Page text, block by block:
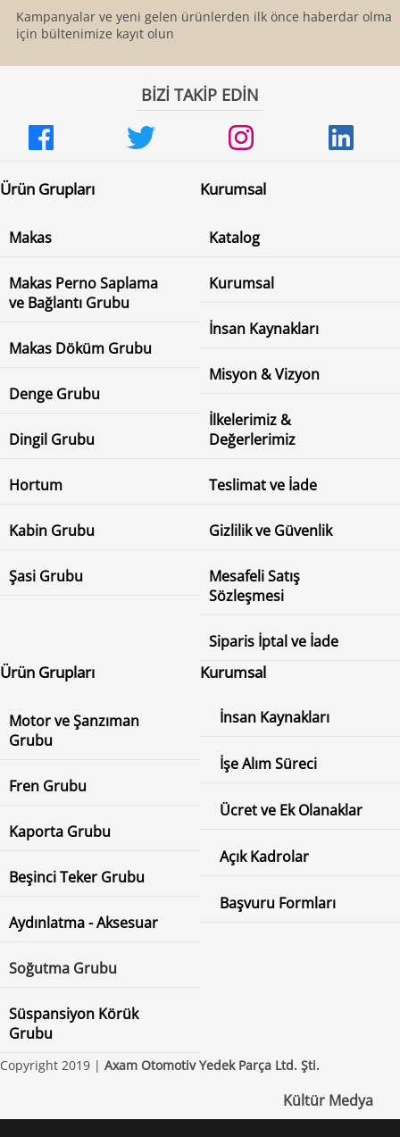
Kampanyalar ve yeni gelen ürünlerden ilk önce haberdar olmak
için bültenimize kayıt olun
BİZİ TAKİP EDİN
Ürün Grupları
Makas
Makas Perno Saplama
ve Bağlantı Grubu
Makas Döküm Grubu
Denge Grubu
Dingil Grubu
Hortum
Kabin Grubu
Şasi Grubu
Kurumsal
Katalog
Kurumsal
İnsan Kaynakları
Misyon & Vizyon
İlkelerimiz &
Değerlerimiz
Teslimat ve İade
Gizlilik ve Güvenlik
Mesafeli Satış
Sözleşmesi
Siparis İptal ve İade
Ürün Grupları
Motor ve Şanzıman
Grubu
Fren Grubu
Kaporta Grubu
Beşinci Teker Grubu
Aydınlatma - Aksesuar
Soğutma Grubu
Süspansiyon Körük
Grubu
Kurumsal
İnsan Kaynakları
İşe Alım Süreci
Ücret ve Ek Olanaklar
Açık Kadrolar
Başvuru Formları
Copyright 2019 | Axam Otomotiv Yedek Parça Ltd. Şti.
Kültür Medya